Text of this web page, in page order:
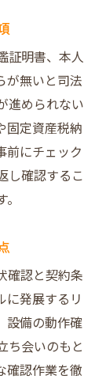
証明書、本人
が無いと司法
進められない
固定資産税納
前にチェック
し確認するこ
確認と契約条
に発展するリ
設備の動作確
ち会いのもと
確認作業を徹